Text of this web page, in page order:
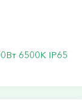
6500К IP65